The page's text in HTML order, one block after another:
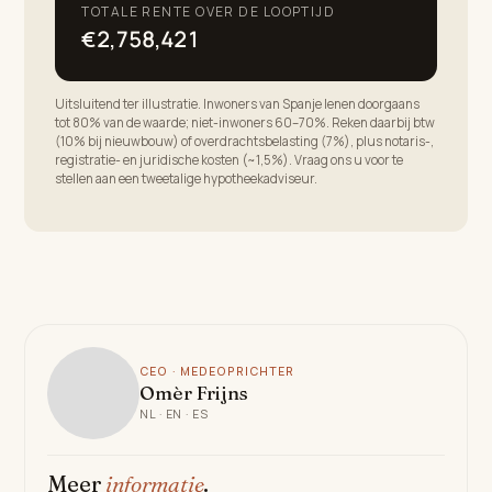
TOTALE RENTE OVER DE LOOPTIJD
€2,758,421
Uitsluitend ter illustratie. Inwoners van Spanje lenen doorgaans
tot 80% van de waarde; niet-inwoners 60–70%. Reken daarbij btw
(10% bij nieuwbouw) of overdrachtsbelasting (7%), plus notaris-,
registratie- en juridische kosten (~1,5%). Vraag ons u voor te
stellen aan een tweetalige hypotheekadviseur.
CEO · MEDEOPRICHTER
Omèr Frijns
NL · EN · ES
Meer informatie.